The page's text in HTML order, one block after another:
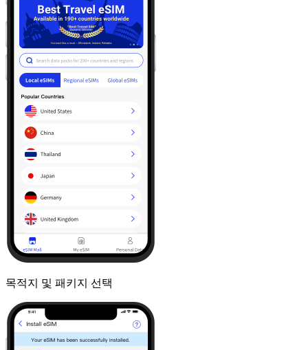
목적지 및 패키지 선택